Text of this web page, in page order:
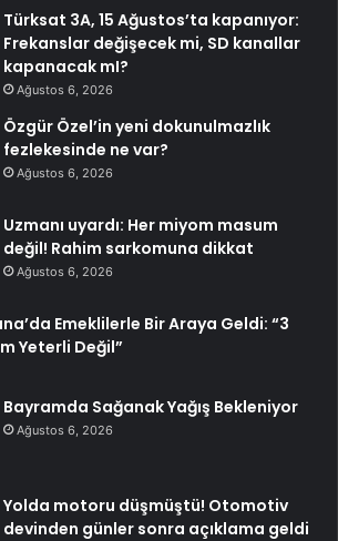
Türksat 3A, 15 Ağustos’ta kapanıyor:
Frekanslar değişecek mi, SD kanallar
kapanacak mI?
Ağustos 6, 2026
Özgür Özel’in yeni dokunulmazlık
fezlekesinde ne var?
Ağustos 6, 2026
Uzmanı uyardı: Her miyom masum
değil! Rahim sarkomuna dikkat
Ağustos 6, 2026
Emeklilerle Bir Araya Geldi: “3
Yeterli Değil”
Bayramda Sağanak Yağış Bekleniyor
Ağustos 6, 2026
Yolda motoru düşmüştü! Otomotiv
devinden günler sonra açıklama geldi